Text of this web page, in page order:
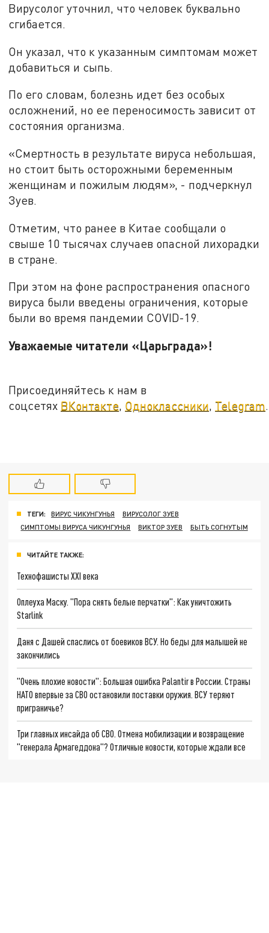
Вирусолог уточнил, что человек буквально
сгибается.
Он указал, что к указанным симптомам может
добавиться и сыпь.
По его словам, болезнь идет без особых
осложнений, но ее переносимость зависит от
состояния организма.
«Смертность в результате вируса небольшая,
но стоит быть осторожными беременным
женщинам и пожилым людям», - подчеркнул
Зуев.
Отметим, что ранее в Китае сообщали о
свыше 10 тысячах случаев опасной лихорадки
в стране.
При этом на фоне распространения опасного
вируса были введены ограничения, которые
были во время пандемии COVID-19.
Уважаемые читатели «Царьграда»!
Присоединяйтесь к нам в
соцсетях ВКонтакте, Одноклассники, Telegram.
ТЕГИ: ВИРУС ЧИКУНГУНЬЯ
ВИРУСОЛОГ ЗУЕВ
СИМПТОМЫ ВИРУСА ЧИКУНГУНЬЯ
ВИКТОР ЗУЕВ БЫТЬ СОГНУТЫМ
ЧИТАЙТЕ ТАКЖЕ:
Технофашисты XXI века
Оплеуха Маску. "Пора снять белые перчатки": Как уничтожить
Starlink
Даня с Дашей спаслись от боевиков ВСУ. Но беды для малышей не
закончились
"Очень плохие новости": Большая ошибка Palantir в России. Страны
НАТО впервые за СВО остановили поставки оружия. ВСУ теряют
приграничье?
Три главных инсайда об СВО. Отмена мобилизации и возвращение
"генерала Армагеддона"? Отличные новости, которые ждали все